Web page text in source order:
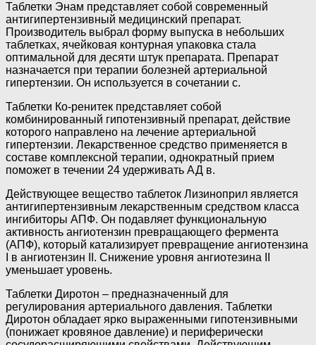
Таблетки Энам представляет собой современный
антигипертензивный медицинский препарат.
Производитель выбрал форму выпуска в небольших
таблетках, ячейковая контурная упаковка стала
оптимальной для десяти штук препарата. Препарат
назначается при терапии болезней артериальной
гипертензии. Он используется в сочетании с.
Таблетки Ко-ренитек представляет собой
комбинированный гипотензивный препарат, действие
которого направлено на лечение артериальной
гипертензии. Лекарственное средство применяется в
составе комплексной терапии, однократный прием
поможет в течении 24 удерживать АД в.
Действующее вещество таблеток Лизиноприл является
антигипертензивным лекарственным средством класса
ингибиторы АПФ. Он подавляет функциональную
активность ангиотензин превращающего фермента
(АПФ), который катализирует превращение ангиотензина
I в ангиотензин II. Снижение уровня ангиотезина II
уменьшает уровень.
Таблетки Диротон – предназначенный для
регулирования артериального давления. Таблетки
Диротон обладает ярко выраженными гипотензивными
(понижает кровяное давление) и периферически